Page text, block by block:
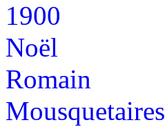
1900
Noël
Romain
Mousquetaires